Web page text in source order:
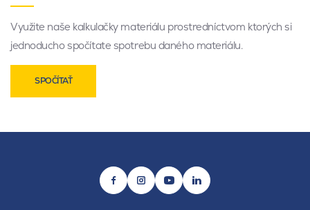
Využite naše kalkulačky materiálu prostredníctvom ktorých si
jednoducho spočítate spotrebu daného materiálu.
SPOČÍTAŤ